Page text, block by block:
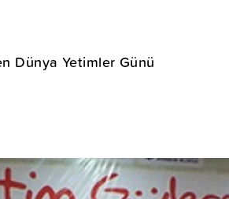
Dünya Yetimler Günü